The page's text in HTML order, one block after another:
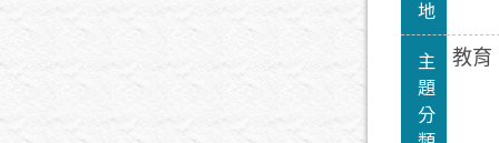
地
主
題
分
教育